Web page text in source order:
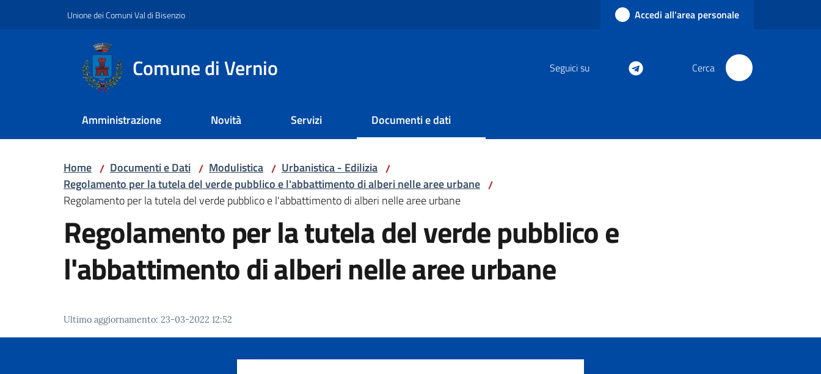
Unione dei Comuni Val di Bisenzio Accedi all'area personale
Comune di Vernio Seguici su Cerca
Amministrazione Novità Servizi Documenti e dati
Home / Documenti e Dati / Modulistica / Urbanistica - Edilizia /
Regolamento per la tutela del verde pubblico e l'abbattimento di alberi nelle aree urbane /
Regolamento per la tutela del verde pubblico e l'abbattimento di alberi nelle aree urbane
Regolamento per la tutela del verde pubblico e
l'abbattimento di alberi nelle aree urbane
Ultimo aggiornamento: 23-03-2022 12:52